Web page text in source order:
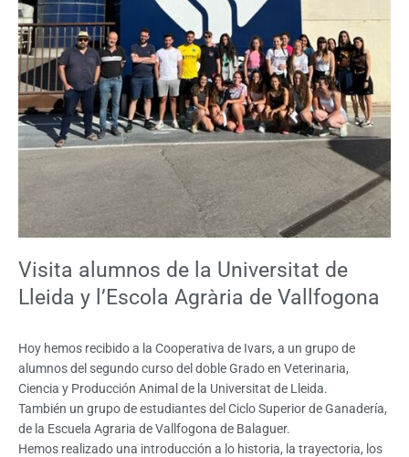
Visita alumnos de la Universitat de
Lleida y l’Escola Agrària de Vallfogona
Hoy hemos recibido a la Cooperativa de Ivars, a un grupo de
alumnos del segundo curso del doble Grado en Veterinaria,
Ciencia y Producción Animal de la Universitat de Lleida.
También un grupo de estudiantes del Ciclo Superior de Ganadería,
de la Escuela Agraria de Vallfogona de Balaguer.
Hemos realizado una introducción a lo historia, la trayectoria, los